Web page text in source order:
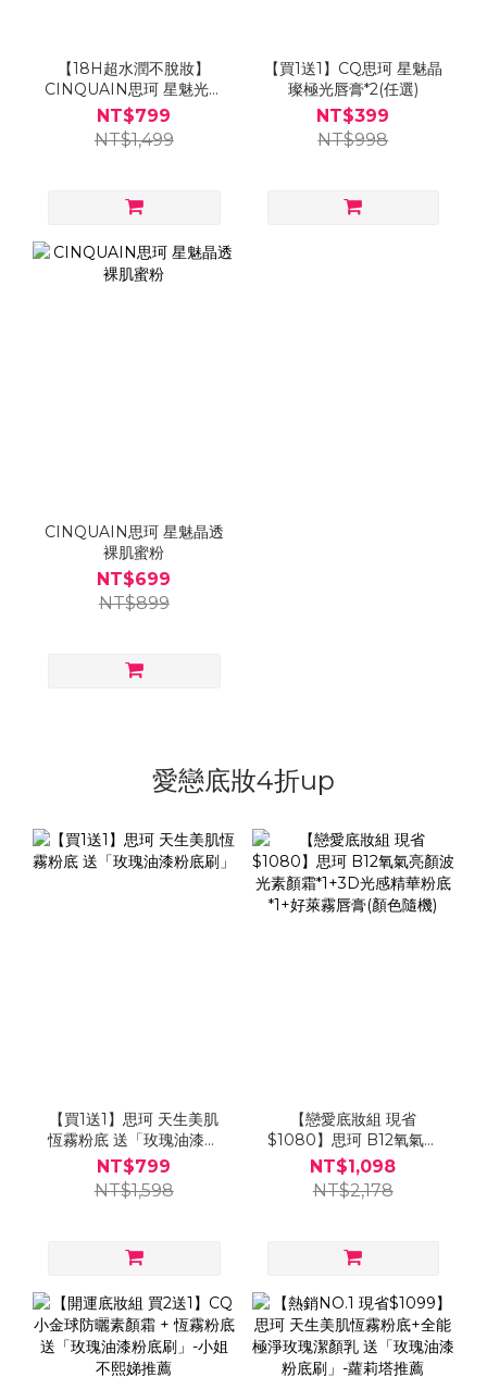
【18H超水潤不脫妝】
CINQUAIN思珂 星魅光透
水潤粉底+斜邊美妝粉底刷
NT$799
NT$1,499
【買1送1】CQ思珂 星魅晶
璨極光唇膏*2(任選)
NT$399
NT$998
CINQUAIN思珂 星魅晶透
裸肌蜜粉
NT$699
NT$899
愛戀底妝4折up
【買1送1】思珂 天生美肌
恆霧粉底 送「玫瑰油漆粉
底刷」
NT$799
NT$1,598
【戀愛底妝組 現省
$1080】思珂 B12氧氣亮
顏波光素顏霜*1+3D光感精
華粉底*1+好萊霧唇膏(顏色
隨機)
NT$1,098
NT$2,178